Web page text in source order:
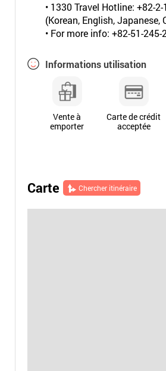
• 1330 Travel Hotline: +82-
(Korean, English, Japanese,
• For more info: +82-51-245-
Informations utilisation
Vente à
emporter
Carte de crédit
acceptée
Carte Chercher itinéraire